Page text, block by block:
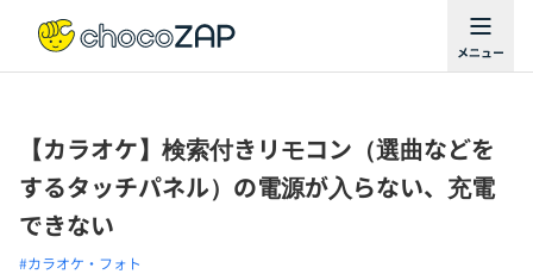
【カラオケ】検索付きリモコン（選曲などを
するタッチパネル）の電源が入らない、充電
できない
#カラオケ・フォト